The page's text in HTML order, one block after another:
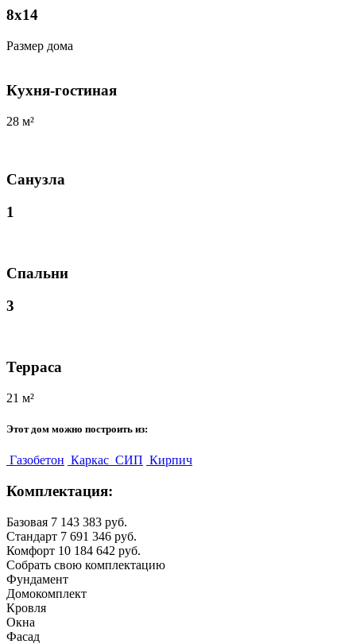
8х14
Размер дома
Кухня-гостиная
28 м²
Санузла
1
Спальни
3
Терраса
21 м²
Этот дом можно построить из:
Газобетон Каркас СИП Кирпич
Комплектация:
Базовая 7 143 383 руб.
Стандарт 7 691 346 руб.
Комфорт 10 184 642 руб.
Собрать свою комплектацию
Фундамент
Домокомплект
Кровля
Окна
Фасад